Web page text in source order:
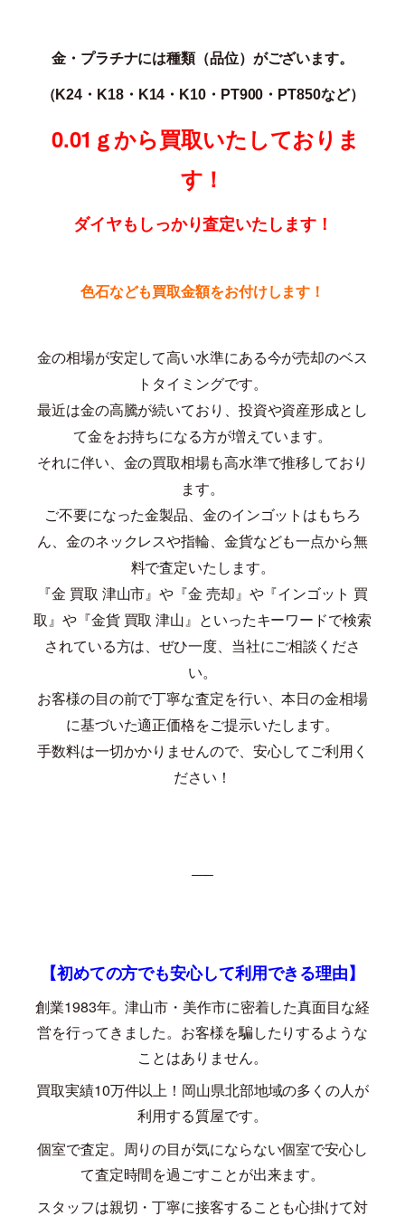
金・プラチナには種類（品位）がございます。
（K24・K18・K14・K10・PT900・PT850など）
0.01ｇから買取いたしておりま
す！
ダイヤもしっかり査定いたします！
色石なども買取金額をお付けします！
金の相場が安定して高い水準にある今が売却のベス
トタイミングです。
最近は金の高騰が続いており、投資や資産形成とし
て金をお持ちになる方が増えています。
それに伴い、金の買取相場も高水準で推移しており
ます。
ご不要になった金製品、金のインゴットはもちろ
ん、金のネックレスや指輪、金貨なども一点から無
料で査定いたします。
『金 買取 津山市』や『金 売却』や『インゴット 買
取』や『金貨 買取 津山』といったキーワードで検索
されている方は、ぜひ一度、当社にご相談くださ
い。
お客様の目の前で丁寧な査定を行い、本日の金相場
に基づいた適正価格をご提示いたします。
手数料は一切かかりませんので、安心してご利用く
ださい！
—–
【初めての方でも安心して利用できる理由】
創業1983年。津山市・美作市に密着した真面目な経
営を行ってきました。お客様を騙したりするような
ことはありません。
買取実績10万件以上！岡山県北部地域の多くの人が
利用する質屋です。
個室で査定。周りの目が気にならない個室で安心し
て査定時間を過ごすことが出来ます。
スタッフは親切・丁寧に接客することも心掛けて対